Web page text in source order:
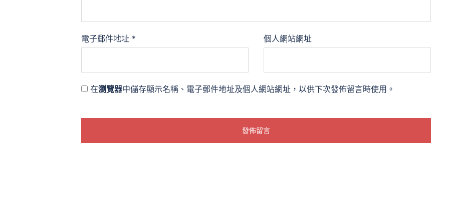
電子郵件地址 * 個人網站網址
在瀏覽器中儲存顯示名稱、電子郵件地址及個人網站網址，以供下次發佈留言時使用。